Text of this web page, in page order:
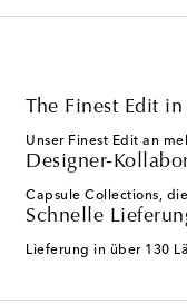
The Finest Edit
Unser Finest Edit an
Designer-
Capsule Collections,
Schnelle
Lieferung in über 130